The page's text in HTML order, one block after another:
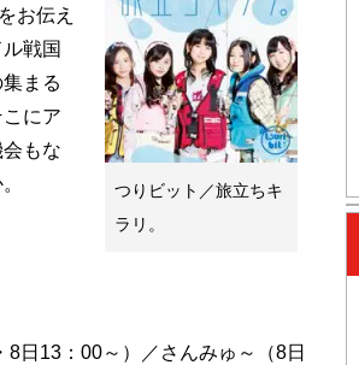
つりビット／旅立ちキ
ラリ。
をお伝え
戦国
まる
にア
もな
日13：00～）／さんみゅ～（8日